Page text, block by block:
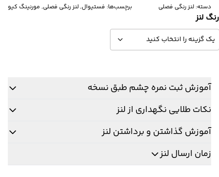
دسته: لنز رنگی فصلی برچسب‌ها: فستیوال,لنز رنگی فصلی, مورنینگ کیو
رنگ لنز
آموزش ثبت نمره چشم طبق نسخه
نکات طلایی نگهداری از لنز
آموزش گذاشتن و برداشتن لنز
زمان ارسال لنز